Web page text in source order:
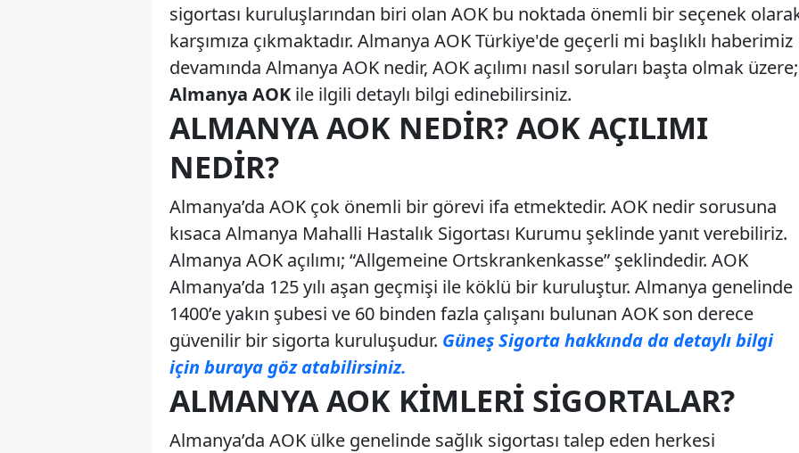
sigortası kuruluşlarından biri olan AOK bu noktada önemli bir seçenek
karşımıza çıkmaktadır. Almanya AOK Türkiye'de geçerli mi başlıklı haberimiz
devamında Almanya AOK nedir, AOK açılımı nasıl soruları başta olmak üzere;
Almanya AOK ile ilgili detaylı bilgi edinebilirsiniz.
ALMANYA AOK NEDIR? AOK AÇILIMI
NEDIR?
Almanya’da AOK çok önemli bir görevi ifa etmektedir. AOK nedir sorusuna
kısaca Almanya Mahalli Hastalık Sigortası Kurumu şeklinde yanıt verebiliriz.
Almanya AOK açılımı; “Allgemeine Ortskrankenkasse” şeklindedir. AOK
Almanya’da 125 yılı aşan geçmişi ile köklü bir kuruluştur. Almanya genelinde
1400’e yakın şubesi ve 60 binden fazla çalışanı bulunan AOK son derece
güvenilir bir sigorta kuruluşudur. Güneş Sigorta hakkında da detaylı bilgi
için buraya göz atabilirsiniz.
ALMANYA AOK KIMLERI SIGORTALAR?
Almanya’da AOK ülke genelinde sağlık sigortası talep eden herkesi